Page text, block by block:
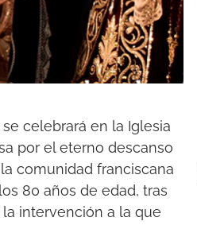
se celebrará en la Iglesia
por el eterno descanso
comunidad franciscana
80 años de edad, tras
intervención a la que